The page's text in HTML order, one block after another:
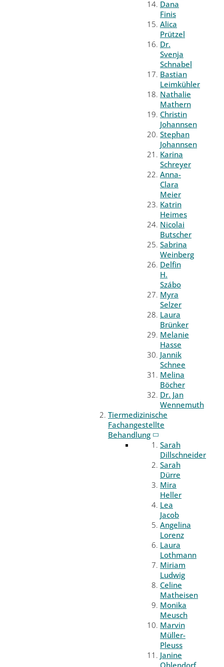
Dana
Finis
Alica
Prützel
Dr.
Svenja
Schnabel
Bastian
Leimkühler
Nathalie
Mathern
Christin
Johannsen
Stephan
Johannsen
Karina
Schreyer
Anna-
Clara
Meier
Katrin
Heimes
Nicolai
Butscher
Sabrina
Weinberg
Delfin
H.
Szábo
Myra
Selzer
Laura
Brünker
Melanie
Hasse
Jannik
Schnee
Melina
Böcher
Dr. Jan
Wennemuth
Tiermedizinische
Fachangestellte
Behandlung
Sarah
Dillschneider
Sarah
Dürre
Mira
Heller
Lea
Jacob
Angelina
Lorenz
Laura
Lothmann
Miriam
Ludwig
Celine
Matheisen
Monika
Meusch
Marvin
Müller-
Pleuss
Janine
Ohlendorf